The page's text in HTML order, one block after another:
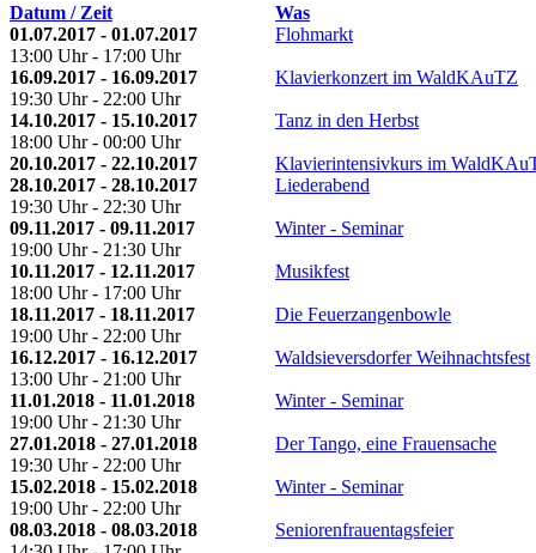
Datum / Zeit
Was
01.07.2017 - 01.07.2017
13:00 Uhr - 17:00 Uhr
Flohmarkt
16.09.2017 - 16.09.2017
19:30 Uhr - 22:00 Uhr
Klavierkonzert im WaldKAuTZ
14.10.2017 - 15.10.2017
18:00 Uhr - 00:00 Uhr
Tanz in den Herbst
20.10.2017 - 22.10.2017
Klavierintensivkurs im
28.10.2017 - 28.10.2017
19:30 Uhr - 22:30 Uhr
Liederabend
09.11.2017 - 09.11.2017
19:00 Uhr - 21:30 Uhr
Winter - Seminar
10.11.2017 - 12.11.2017
18:00 Uhr - 17:00 Uhr
Musikfest
18.11.2017 - 18.11.2017
19:00 Uhr - 22:00 Uhr
Die Feuerzangenbowle
16.12.2017 - 16.12.2017
13:00 Uhr - 21:00 Uhr
Waldsieversdorfer Weihnachtsfest
11.01.2018 - 11.01.2018
19:00 Uhr - 21:30 Uhr
Winter - Seminar
27.01.2018 - 27.01.2018
19:30 Uhr - 22:00 Uhr
Der Tango, eine Frauensache
15.02.2018 - 15.02.2018
19:00 Uhr - 22:00 Uhr
Winter - Seminar
08.03.2018 - 08.03.2018
Seniorenfrauentagsfeier